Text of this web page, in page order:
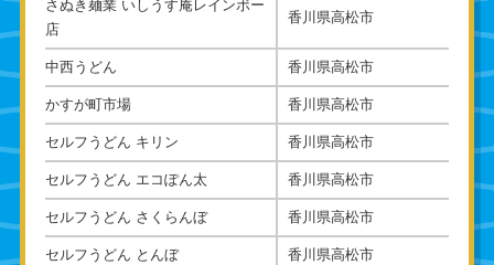
さぬき麺業 いしうす庵レインボー
店
香川県高松市
中西うどん 香川県高松市
かすが町市場 香川県高松市
セルフうどん キリン 香川県高松市
セルフうどん エコぽん太 香川県高松市
セルフうどん さくらんぼ 香川県高松市
セルフうどん とんぼ 香川県高松市